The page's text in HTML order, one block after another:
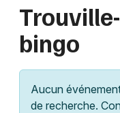
Grands
Activité &
Bordeaux
Colmar
Lille
Lyon
bingo
Aucun
de recherche.
Basse-Normandie
Changer de lieu
Aujourd'hui
Demain